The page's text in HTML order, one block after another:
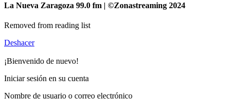
La Nueva Zaragoza 99.0 fm | ©Zonastreaming 2024
Removed from reading list
Deshacer
¡Bienvenido de nuevo!
Iniciar sesión en su cuenta
Nombre de usuario o correo electrónico